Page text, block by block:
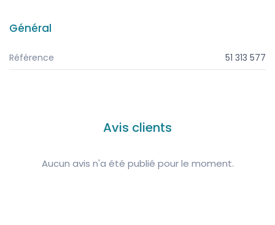
Général
Référence 51 313 577
Avis clients
Aucun avis n'a été publié pour le moment.